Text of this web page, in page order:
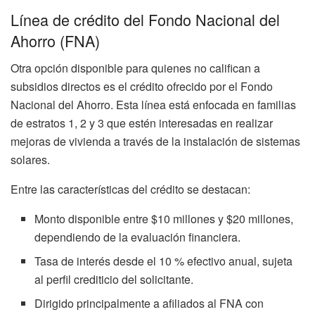
Línea de crédito del Fondo Nacional del
Ahorro (FNA)
Otra opción disponible para quienes no califican a
subsidios directos es el crédito ofrecido por el Fondo
Nacional del Ahorro. Esta línea está enfocada en familias
de estratos 1, 2 y 3 que estén interesadas en realizar
mejoras de vivienda a través de la instalación de sistemas
solares.
Entre las características del crédito se destacan:
Monto disponible entre $10 millones y $20 millones,
dependiendo de la evaluación financiera.
Tasa de interés desde el 10 % efectivo anual, sujeta
al perfil crediticio del solicitante.
Dirigido principalmente a afiliados al FNA con